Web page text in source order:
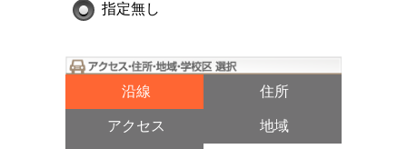
指定無し
沿線 住所
アクセス 地域